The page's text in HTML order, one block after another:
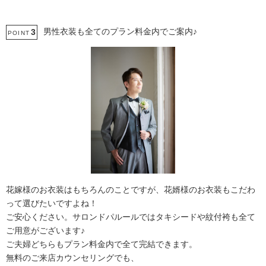
POINT 3 男性衣装も全てのプラン料金内でご案内♪
花嫁様のお衣装はもちろんのことですが、花婿様のお衣装もこだわ
って選びたいですよね！
ご安心ください。サロンドパルールではタキシードや紋付袴も全て
ご用意がございます♪
ご夫婦どちらもプラン料金内で全て完結できます。
無料のご来店カウンセリングでも、